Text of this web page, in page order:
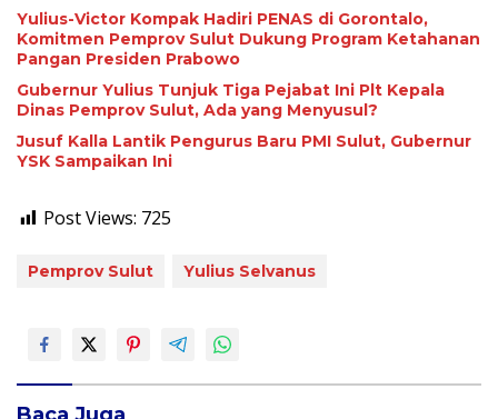
Yulius-Victor Kompak Hadiri PENAS di Gorontalo,
Komitmen Pemprov Sulut Dukung Program Ketahanan
Pangan Presiden Prabowo
Gubernur Yulius Tunjuk Tiga Pejabat Ini Plt Kepala
Dinas Pemprov Sulut, Ada yang Menyusul?
Jusuf Kalla Lantik Pengurus Baru PMI Sulut, Gubernur
YSK Sampaikan Ini
Post Views: 725
Pemprov Sulut Yulius Selvanus